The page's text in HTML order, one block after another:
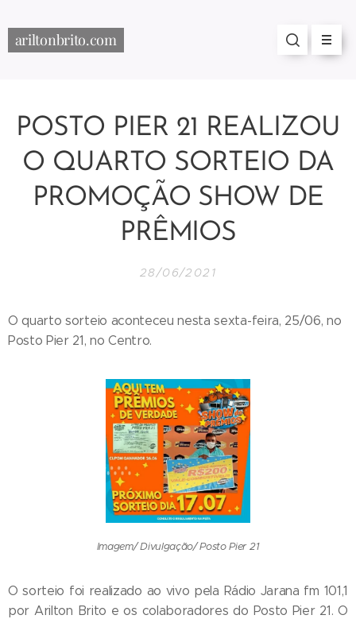
ariltonbrito.com
POSTO PIER 21 REALIZOU
O QUARTO SORTEIO DA
PROMOÇÃO SHOW DE
PRÊMIOS
28/06/2021
O quarto sorteio aconteceu nesta sexta-feira, 25/06, no
Posto Pier 21, no Centro.
Imagem/ Divulgação/ Posto Pier 21
O sorteio foi realizado ao vivo pela Rádio Jarana fm 101,1
por Arilton Brito e os colaboradores do Posto Pier 21. O